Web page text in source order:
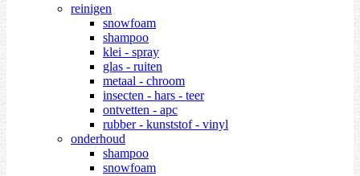
reinigen
snowfoam
shampoo
klei - spray
glas - ruiten
metaal - chroom
insecten - hars - teer
ontvetten - apc
rubber - kunststof - vinyl
onderhoud
shampoo
snowfoam